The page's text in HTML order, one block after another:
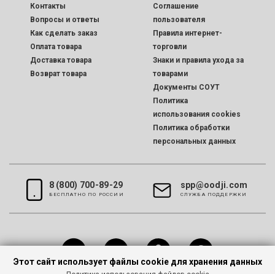
Контакты
Вопросы и ответы
Как сделать заказ
Оплата товара
Доставка товара
Возврат товара
Соглашение
пользователя
Правила интернет-
торговли
Знаки и правила ухода за
товарами
Документы СОУТ
Политика
использования cookies
Политика обработки
персональных данных
8 (800) 700-89-29
БЕСПЛАТНО ПО РОССИИ
spp@oodji.com
CЛУЖБА ПОДДЕРЖКИ
Этот сайт использует файлы cookie для хранения данных